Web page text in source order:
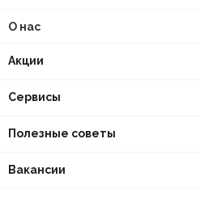
О нас
Акции
Сервисы
Полезные советы
Вакансии